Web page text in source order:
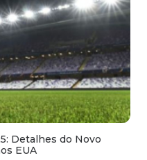
Detalhes do Novo
EUA